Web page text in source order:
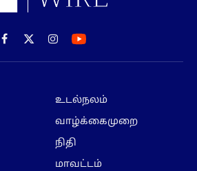
Facebook
X
(Twitter)
Instagram
உடல்நலம்
வாழ்க்கைமுறை
நிதி
மாவட்டம்